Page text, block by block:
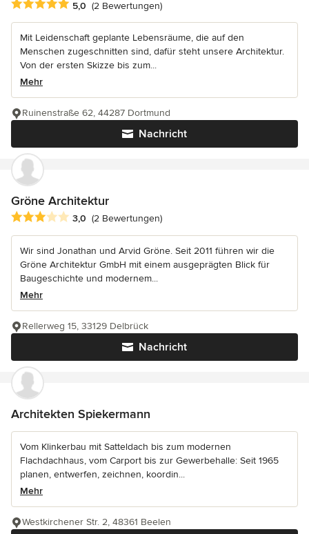
Durchschnittliche Bewertung: 5 von 5 Sternen
5,0 (2 Bewertungen)
Mit Leidenschaft geplante Lebensräume, die auf den
Menschen zugeschnitten sind, dafür steht unsere Architektur.
Von der ersten Skizze bis zum...
Mehr
Nachricht
Ruinenstraße 62, 44287 Dortmund
Gröne Architektur
Durchschnittliche Bewertung: 3 von 5 Sternen
3,0 (2 Bewertungen)
Wir sind Jonathan und Arvid Gröne. Seit 2011 führen wir die
Gröne Architektur GmbH mit einem ausgeprägten Blick für
Baugeschichte und modernem...
Mehr
Nachricht
Rellerweg 15, 33129 Delbrück
Architekten Spiekermann
Vom Klinkerbau mit Satteldach bis zum modernen
Flachdachhaus, vom Carport bis zur Gewerbehalle: Seit 1965
planen, entwerfen, zeichnen, koordin...
Mehr
Westkirchener Str. 2, 48361 Beelen